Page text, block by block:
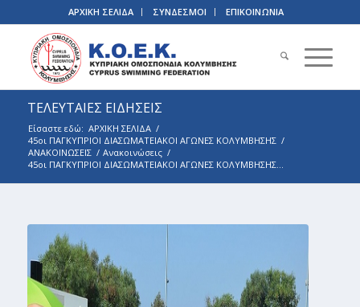
ΑΡΧΙΚΗ ΣΕΛΙΔΑ ΣΥΝΔΕΣΜΟΙ ΕΠΙΚΟΙΝΩΝΙΑ
ΤΕΛΕΥΤΑΙΕΣ ΕΙΔΗΣΕΙΣ
Είσαστε εδώ: ΑΡΧΙΚΗ ΣΕΛΙΔΑ /
45οι ΠΑΓΚΥΠΡΙΟΙ ΔΙΑΣΩΜΑΤΕΙΑΚΟΙ ΑΓΩΝΕΣ ΚΟΛΥΜΒΗΣΗΣ /
ΑΝΑΚΟΙΝΩΣΕΙΣ / Ανακοινώσεις /
45οι ΠΑΓΚΥΠΡΙΟΙ ΔΙΑΣΩΜΑΤΕΙΑΚΟΙ ΑΓΩΝΕΣ ΚΟΛΥΜΒΗΣΗΣ...